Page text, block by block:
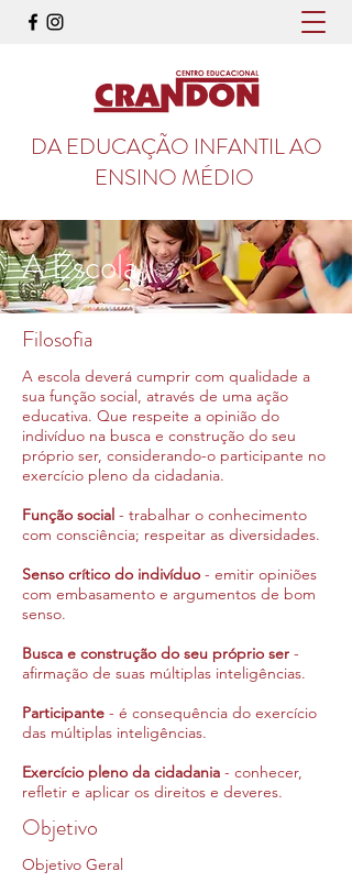
DA EDUCAÇÃO INFANTIL AO
ENSINO MÉDIO
A Escola
Filosofia
A escola deverá cumprir com qualidade a
sua função social, através de uma ação
educativa. Que respeite a opinião do
indivíduo na busca e construção do seu
próprio ser, considerando-o participante no
exercício pleno da cidadania.
Função social - trabalhar o conhecimento
com consciência; respeitar as diversidades.
Senso crítico do indivíduo - emitir opiniões
com embasamento e argumentos de bom
senso.
Busca e construção do seu próprio ser -
afirmação de suas múltiplas inteligências.
Participante - é consequência do exercício
das múltiplas inteligências.
Exercício pleno da cidadania - conhecer,
refletir e aplicar os direitos e deveres.
Objetivo
Objetivo Geral​